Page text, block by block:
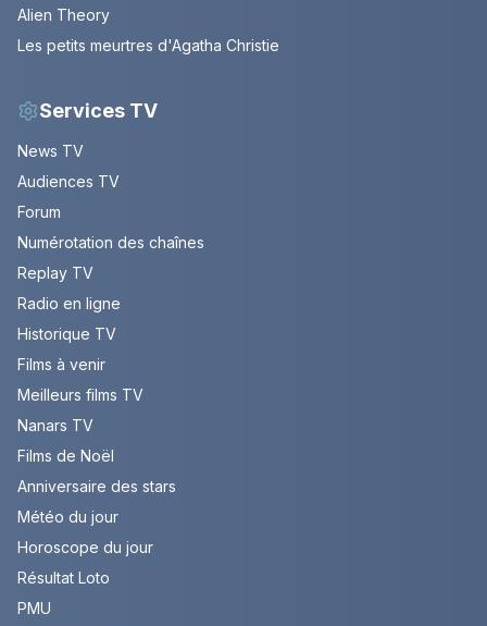
Alien Theory
Les petits meurtres d'Agatha Christie
Services TV
News TV
Audiences TV
Forum
Numérotation des chaînes
Replay TV
Radio en ligne
Historique TV
Films à venir
Meilleurs films TV
Nanars TV
Films de Noël
Anniversaire des stars
Météo du jour
Horoscope du jour
Résultat Loto
PMU